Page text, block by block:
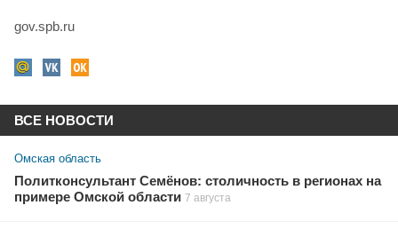
gov.spb.ru
ВСЕ НОВОСТИ
Омская область
Политконсультант Семёнов: столичность в регионах на
примере Омской области 7 августа